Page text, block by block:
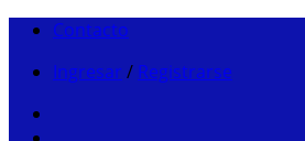
Contacto
Ingresar / Registrarse